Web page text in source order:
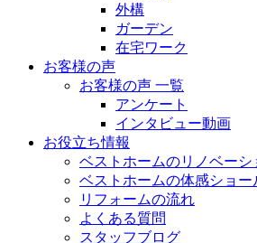
外構
ガーデン
在宅ワーク
お客様の声
お客様の声 一覧
アンケート
インタビュー動画
お役立ち情報
ベストホームのリノベーシ
ベストホームの体感ショー
リフォームの流れ
よくある質問
スタッフブログ